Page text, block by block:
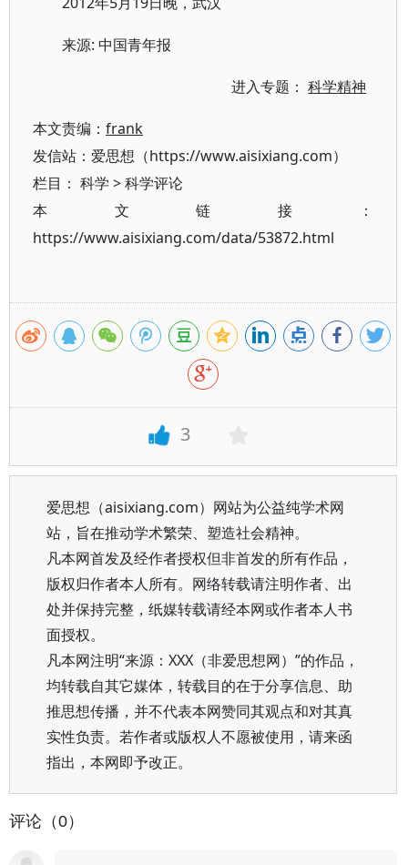
来源: 中国青年报
进入专题：科学精神
本文责编： frank
发信站：爱思想（https://www.aisixiang.com）
栏目： 科学 >科学评论
本文链接：
https://www.aisixiang.com/data/53872.html
3
爱思想（aisixiang.com）网站为公益纯学术网
站，旨在推动学术繁荣、塑造社会精神。
凡本网首发及经作者授权但非首发的所有作品，
版权归作者本人所有。网络转载请注明作者、出
处并保持完整，纸媒转载请经本网或作者本人书
面授权。
凡本网注明“来源：XXX（非爱思想网）”的作品，
均转载自其它媒体，转载目的在于分享信息、助
推思想传播，并不代表本网赞同其观点和对其真
实性负责。若作者或版权人不愿被使用，请来函
指出，本网即予改正。
评论（0）